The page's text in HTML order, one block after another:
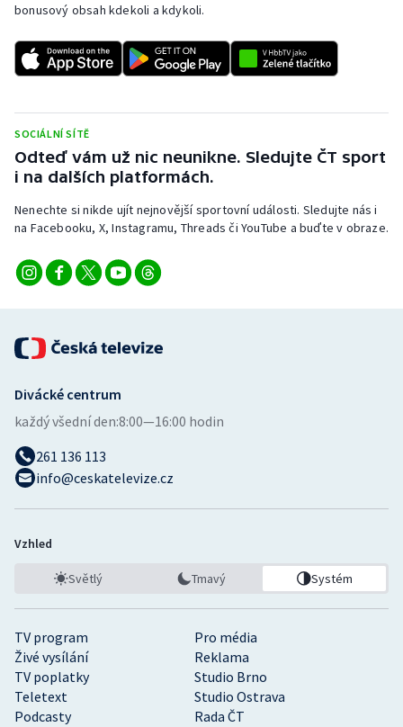
bonusový obsah kdekoli a kdykoli.
SOCIÁLNÍ SÍTĚ
Odteď vám už nic neunikne. Sledujte ČT sport
i na dalších platformách.
Nenechte si nikde ujít nejnovější sportovní události. Sledujte nás i
na Facebooku, X, Instagramu, Threads či YouTube a buďte v obraze.
TV program
Pro média
Živé vysílání
Reklama
TV poplatky
Studio Brno
Teletext
Studio Ostrava
Podcasty
Rada ČT
Divácké centrum
každý všední den:8:00—16:00 hodin
261 136 113
info@ceskatelevize.cz
Vzhled
Světlý Tmavý Systém